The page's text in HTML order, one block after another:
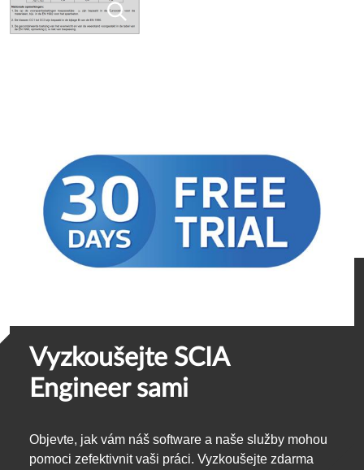
Vyzkoušejte SCIA
Engineer sami
Objevte, jak vám náš software a naše služby mohou
pomoci zefektivnit vaši práci. Vyzkoušejte zdarma